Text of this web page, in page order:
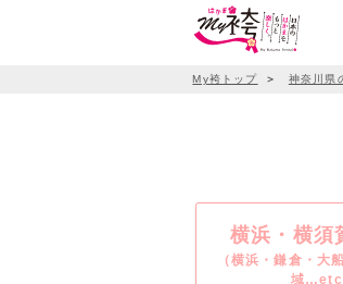
My袴トップ ＞ 神奈川県
横浜・横須
（横浜・鎌倉・大
域…etc